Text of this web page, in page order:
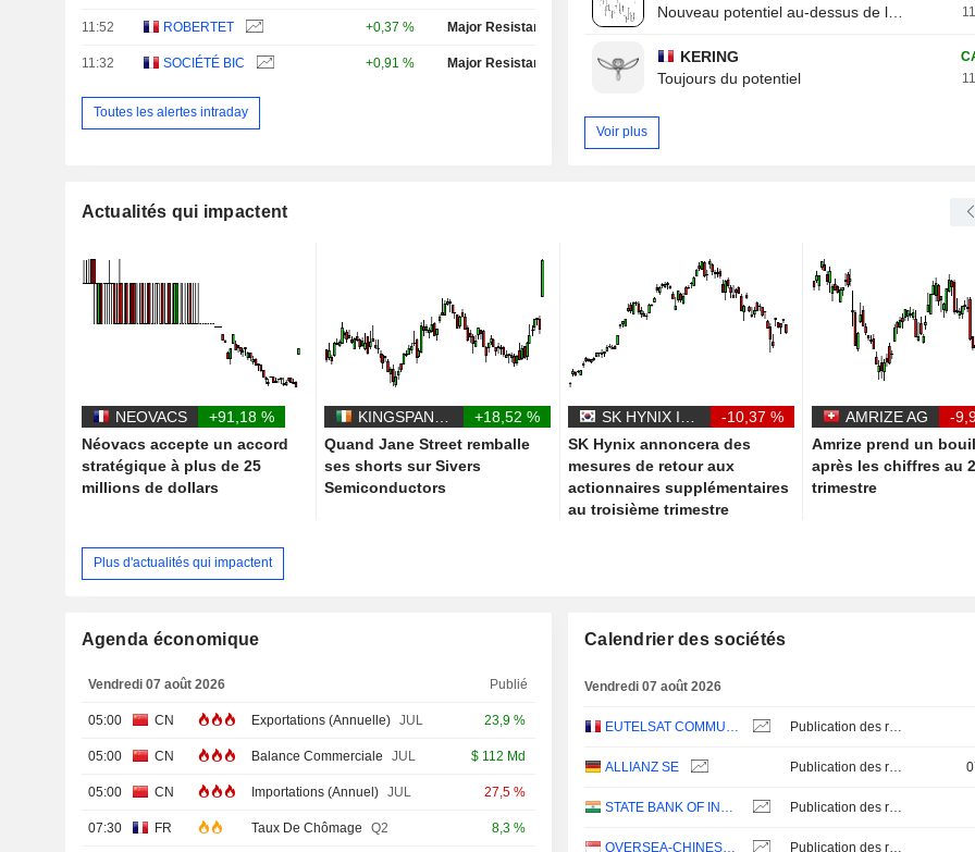
11:52 ROBERTET +0,37 % Major Resistance Test
11:32 SOCIÉTÉ BIC +0,91 % Major Resistance Test
Toutes les alertes intraday
Nouveau potentiel au-dessus de la résistance
KERING
Toujours du potentiel
Voir plus
Actualités qui impactent
NEOVACS
+91,18 %
Néovacs accepte un accord
stratégique à plus de 25
millions de dollars
+18,52 %
Quand Jane Street remballe
ses shorts sur Sivers
Semiconductors
-10,37 %
SK Hynix annoncera des
mesures de retour aux
actionnaires supplémentaires
au troisième trimestre
AMRIZE AG
-
Amrize prend un
après les chiffres au
trimestre
Plus d'actualités qui impactent
Agenda économique
Vendredi 07 août 2026 Publié
05:00 CN Exportations (Annuelle) JUL 23,9 %
05:00 CN Balance Commerciale JUL $ 112 Md
05:00 CN Importations (Annuel) JUL 27,5 %
07:30 FR Taux De Chômage Q2 8,3 %
Calendrier des sociétés
Vendredi 07 août 2026
EUTELSAT COMMUNICATIONS Publication des résultats - Annuel 2026
ALLIANZ SE Publication des résultats - Q2 2026
STATE BANK OF INDIA Publication des résultats - Q1 2027
OVERSEA-CHINESE BANKING CORPORATION LIMITED Publication des résultats - Q2 2026